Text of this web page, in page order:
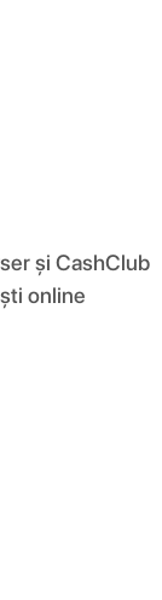
și CashClub
online